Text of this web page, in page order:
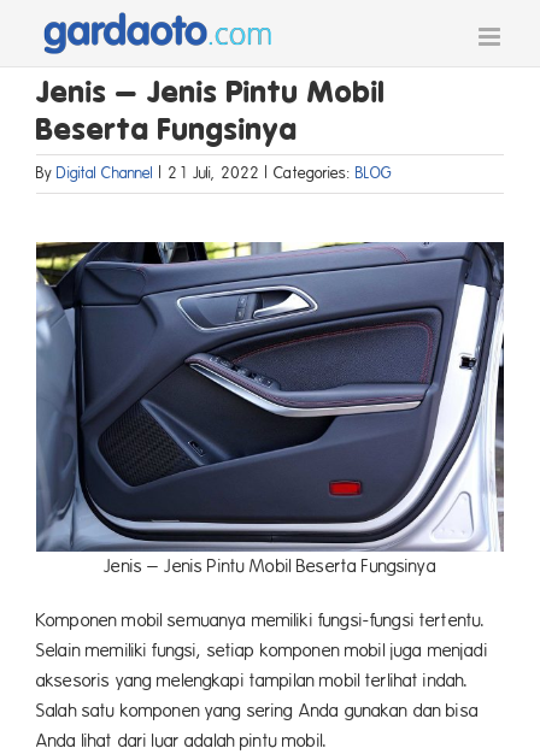
content
Jenis – Jenis Pintu Mobil
Beserta Fungsinya
By Digital Channel | 21 Juli, 2022 | Categories: BLOG
Jenis – Jenis Pintu Mobil Beserta Fungsinya
Komponen mobil semuanya memiliki fungsi-fungsi tertentu.
Selain memiliki fungsi, setiap komponen mobil juga menjadi
aksesoris yang melengkapi tampilan mobil terlihat indah.
Salah satu komponen yang sering Anda gunakan dan bisa
Anda lihat dari luar adalah pintu mobil.